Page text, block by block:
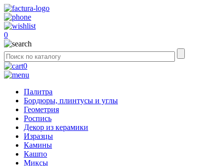
0
0
Палитра
Бордюры, плинтусы и углы
Геометрия
Роспись
Декор из керамики
Изразцы
Камины
Кашпо
Миксы